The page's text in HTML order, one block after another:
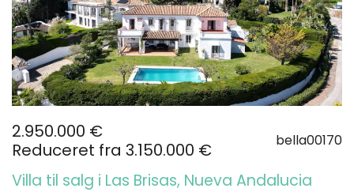
2.950.000 €
Reduceret fra 3.150.000 €
bella00170
Villa til salg i Las Brisas, Nueva Andalucia